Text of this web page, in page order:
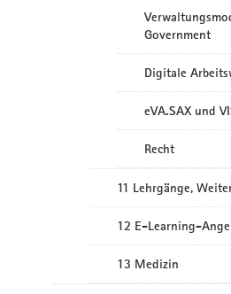
Government
Digitale
eVA.SAX und
Recht
11 Lehrgänge,
12 E-Learning-
13 Medizin